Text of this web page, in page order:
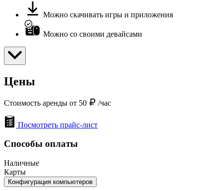
Можно скачивать игры и приложения
Можно со своими девайсами
Цены
Стоимость аренды от 50 /час
Посмотреть прайс-лист
Способы оплаты
Наличные
Карты
Конфигурация компьютеров